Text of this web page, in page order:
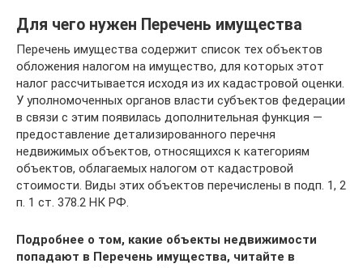
Для чего нужен Перечень имущества
Перечень имущества содержит список тех объектов
обложения налогом на имущество, для которых этот
налог рассчитывается исходя из их кадастровой оценки.
У уполномоченных органов власти субъектов федерации
в связи с этим появилась дополнительная функция —
предоставление детализированного перечня
недвижимых объектов, относящихся к категориям
объектов, облагаемых налогом от кадастровой
стоимости. Виды этих объектов перечислены в подп. 1, 2
п. 1 ст. 378.2 НК РФ.
Подробнее о том, какие объекты недвижимости
попадают в Перечень имущества, читайте в